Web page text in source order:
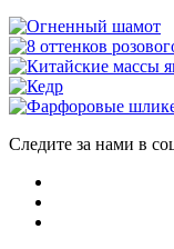
Следите за нами в